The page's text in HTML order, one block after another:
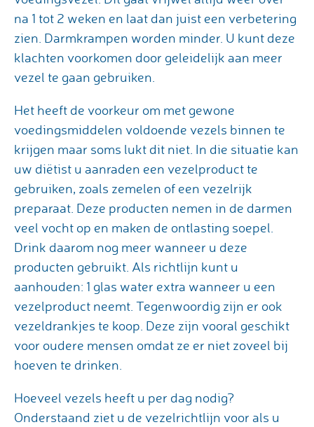
na 1 tot 2 weken en laat dan juist een verbetering
zien. Darmkrampen worden minder. U kunt deze
klachten voorkomen door geleidelijk aan meer
vezel te gaan gebruiken.
Het heeft de voorkeur om met gewone
voedingsmiddelen voldoende vezels binnen te
krijgen maar soms lukt dit niet. In die situatie kan
uw diëtist u aanraden een vezelproduct te
gebruiken, zoals zemelen of een vezelrijk
preparaat. Deze producten nemen in de darmen
veel vocht op en maken de ontlasting soepel.
Drink daarom nog meer wanneer u deze
producten gebruikt. Als richtlijn kunt u
aanhouden: 1 glas water extra wanneer u een
vezelproduct neemt. Tegenwoordig zijn er ook
vezeldrankjes te koop. Deze zijn vooral geschikt
voor oudere mensen omdat ze er niet zoveel bij
hoeven te drinken.
Hoeveel vezels heeft u per dag nodig?
Onderstaand ziet u de vezelrichtlijn voor als u